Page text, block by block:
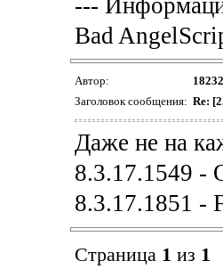
Bad
Автор:
Заголовок сообщения: Re:
Даже не на
8.3.17.1549 -
8.3.17.1851 -
Страница 1 из 1